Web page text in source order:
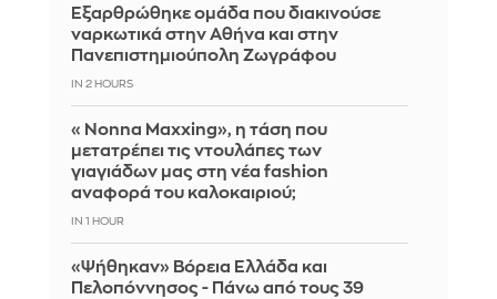
Εξαρθρώθηκε ομάδα που διακινούσε
ναρκωτικά στην Αθήνα και στην
Πανεπιστημιούπολη Ζωγράφου
IN 2 HOURS
«Nonna Maxxing», η τάση που
μετατρέπει τις ντουλάπες των
γιαγιάδων μας στη νέα fashion
αναφορά του καλοκαιριού;
IN 1 HOUR
«Ψήθηκαν» Βόρεια Ελλάδα και
Πελοπόννησος - Πάνω από τους 39